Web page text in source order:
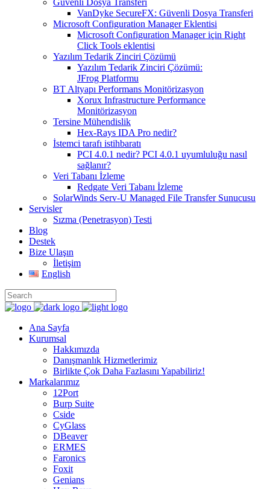
Güvenli Dosya Transferi
VanDyke SecureFX: Güvenli Dosya Transferi
Microsoft Configuration Manager Eklentisi
Microsoft Configuration Manager için Right
Click Tools eklentisi
Yazılım Tedarik Zinciri Çözümü
Yazılım Tedarik Zinciri Çözümü:
JFrog Platformu
BT Altyapı Performans Monitörizasyon
Xorux Infrastructure Performance
Monitörizasyon
Tersine Mühendislik
Hex-Rays IDA Pro nedir?
İstemci tarafı istihbaratı
PCI 4.0.1 nedir? PCI 4.0.1 uyumluluğu nasıl
sağlanır?
Veri Tabanı İzleme
Redgate Veri Tabanı İzleme
SolarWinds Serv-U Managed File Transfer Sunucusu
Servisler
Sızma (Penetrasyon) Testi
Blog
Destek
Bize Ulaşın
İletişim
English
Ana Sayfa
Kurumsal
Hakkımızda
Danışmanlık Hizmetlerimiz
Birlikte Çok Daha Fazlasını Yapabiliriz!
Markalarımız
12Port
Burp Suite
Cside
CyGlass
DBeaver
ERMES
Faronics
Foxit
Genians